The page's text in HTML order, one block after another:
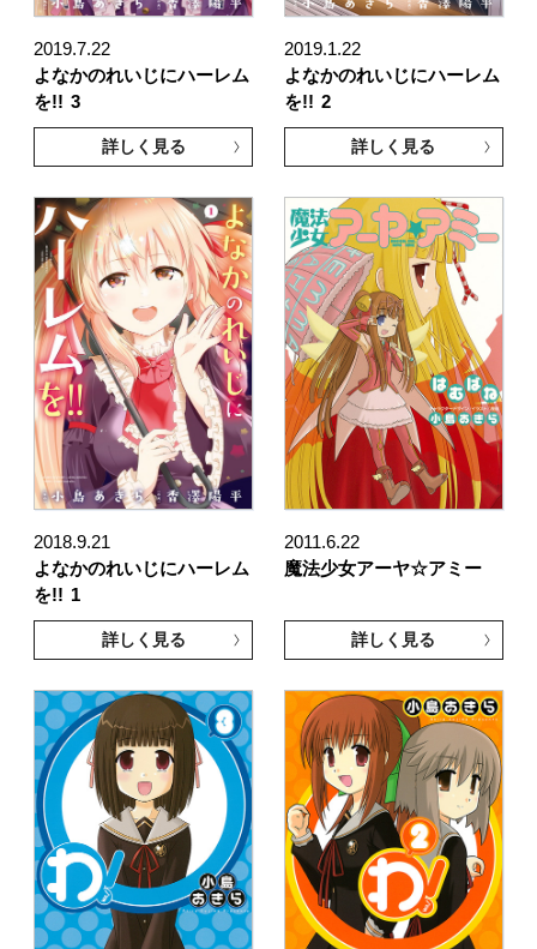
2019.7.22
よなかのれいじにハーレム
を!! 3
詳しく見る
2019.1.22
よなかのれいじにハーレム
を!! 2
詳しく見る
2018.9.21
よなかのれいじにハーレム
を!! 1
詳しく見る
2011.6.22
魔法少女アーヤ☆アミー
詳しく見る